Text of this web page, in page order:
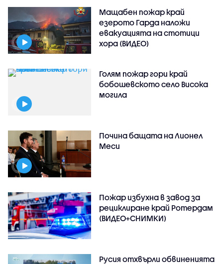
Мащабен пожар край
езерото Гарда наложи
евакуацията на стотици
хора (ВИДЕО)
Голям пожар гори край
бобошевското село Висока
могила
Почина бащата на Лионел
Меси
Пожар избухна в завод за
рециклиране край Ротердам
(ВИДЕО+СНИМКИ)
Русия отхвърли обвиненията